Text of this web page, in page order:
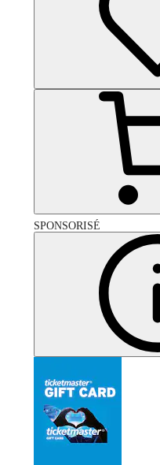
SPONSORISÉ